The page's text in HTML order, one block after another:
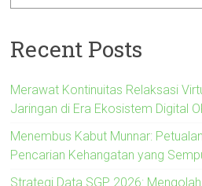
Recent Posts
Merawat Kontinuitas Relaksasi
Jaringan di Era Ekosistem Digital
Menembus Kabut Munnar:
Pencarian Kehangatan yang
Strategi Data SGP 2026: